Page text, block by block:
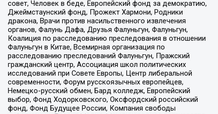
совет, Человек в беде, Европейский фонд за демократию,
Джеймстаунский фонд, Прожект Хармони, Родники
дракона, Врачи против насильственного извлечения
органов, Фалунь Дафа, Друзья Фалуньгун, Фалуньгун,
Коалиция по расследованию преследования в отношении
Фалуньгун в Китае, Всемирная организация по
расследованию преследований Фалуньгун, Пражский
гражданский центр, Ассоциация школ политических
исследований при Совете Европы, Центр либеральной
современности, Форум русскоязычных европейцев,
Немецко-русский обмен, Бард колледж, Европейский
выбор, Фонд Ходорковского, Оксфордский российский
фонд, Фонд Будущее России, Компания свободы